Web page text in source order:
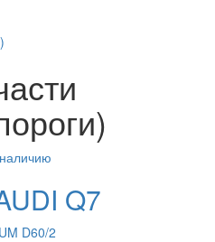
наличию
Q7
D60/2